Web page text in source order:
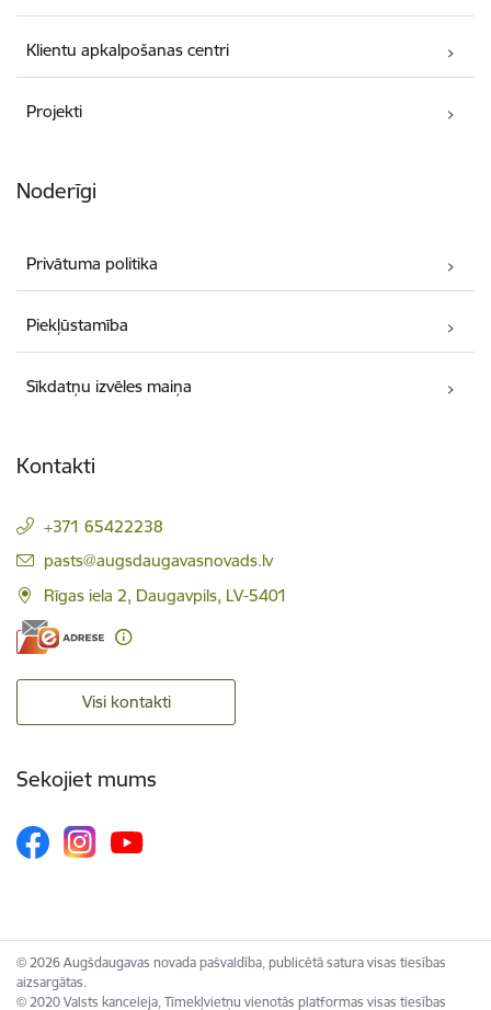
Klientu apkalpošanas centri
Projekti
Noderīgi
Privātuma politika
Piekļūstamība
Sīkdatņu izvēles maiņa
Kontakti
+371 65422238
E-pasts:
pasts@augsdaugavasnovads.lv
Rīgas iela 2, Daugavpils, LV-5401
Visi kontakti
Sekojiet mums
© 2026 Augšdaugavas novada pašvaldība, publicētā satura visas tiesības
aizsargātas.
© 2020 Valsts kanceleja, Tīmekļvietņu vienotās platformas visas tiesības